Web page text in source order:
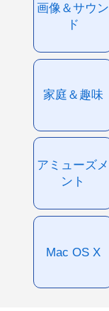
画像＆サウン
ド
家庭＆趣味
アミューズメ
ント
Mac OS X